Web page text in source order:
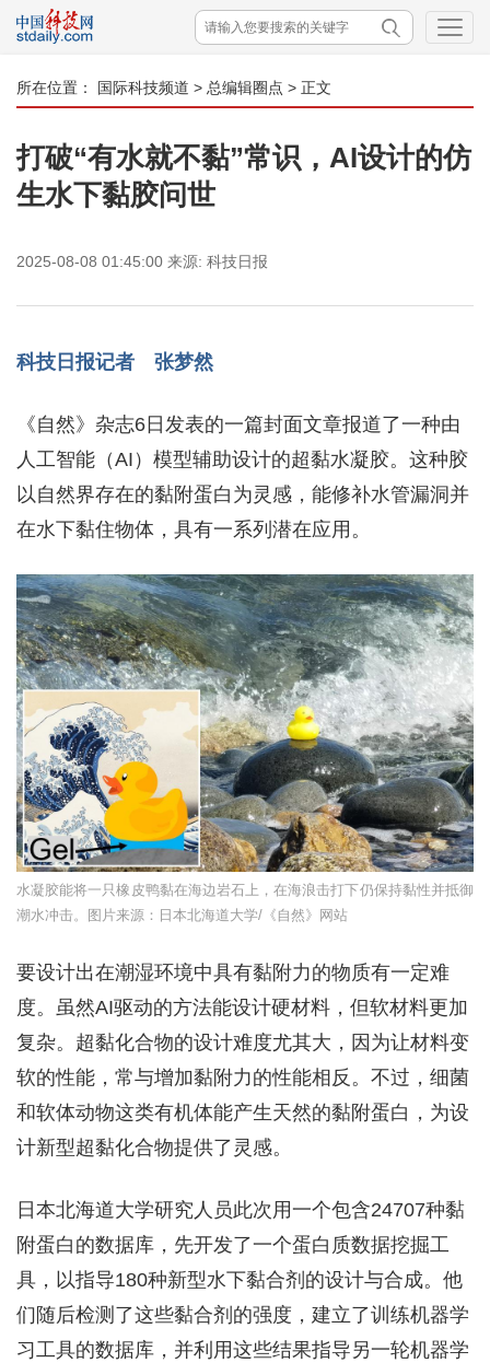
所在位置： 国际科技频道 > 总编辑圈点 > 正文
打破“有水就不黏”常识，AI设计的仿
生水下黏胶问世
2025-08-08 01:45:00 来源: 科技日报
科技日报记者 张梦然
《自然》杂志6日发表的一篇封面文章报道了一种由
人工智能（AI）模型辅助设计的超黏水凝胶。这种胶
以自然界存在的黏附蛋白为灵感，能修补水管漏洞并
在水下黏住物体，具有一系列潜在应用。
水凝胶能将一只橡皮鸭黏在海边岩石上，在海浪击打下仍保持黏性并抵御
潮水冲击。图片来源：日本北海道大学/《自然》网站
要设计出在潮湿环境中具有黏附力的物质有一定难
度。虽然AI驱动的方法能设计硬材料，但软材料更加
复杂。超黏化合物的设计难度尤其大，因为让材料变
软的性能，常与增加黏附力的性能相反。不过，细菌
和软体动物这类有机体能产生天然的黏附蛋白，为设
计新型超黏化合物提供了灵感。
日本北海道大学研究人员此次用一个包含24707种黏
附蛋白的数据库，先开发了一个蛋白质数据挖掘工
具，以指导180种新型水下黏合剂的设计与合成。他
们随后检测了这些黏合剂的强度，建立了训练机器学
习工具的数据库，并利用这些结果指导另一轮机器学